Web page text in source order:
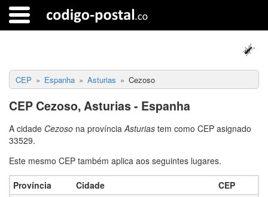
CEP Espanha Asturias Cezoso
CEP Cezoso, Asturias - Espanha
A cidade Cezoso na província Asturias tem como CEP asignado
33529.
Este mesmo CEP também aplica aos seguintes lugares.
Província Cidade
CEP